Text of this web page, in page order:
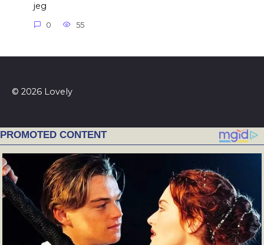
jeg
0 55
© 2026 Lovely